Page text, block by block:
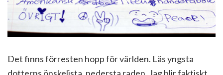
Det finns förresten hopp för världen. Läs yngsta